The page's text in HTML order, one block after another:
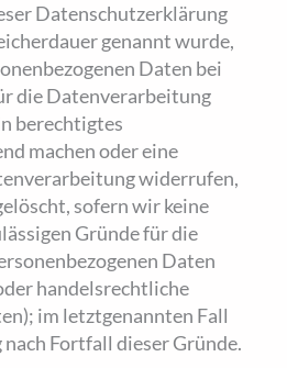
Datenschutzerklärung
genannt wurde,
Daten bei
die Datenverarbeitung
berechtigtes
machen oder eine
widerrufen,
sofern wir keine
Gründe für die
Daten
handelsrechtliche
im letztgenannten Fall
Fortfall dieser Gründe.